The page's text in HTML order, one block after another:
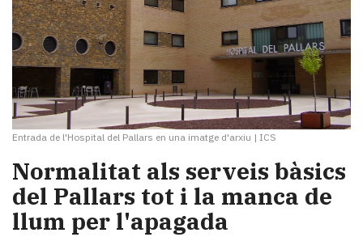
Entrada de l'Hospital del Pallars en una imatge d'arxiu | ICS
Normalitat als serveis bàsics
del Pallars tot i la manca de
llum per l'apagada